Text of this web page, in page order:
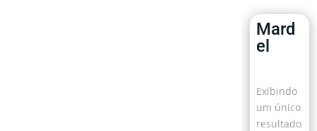
Mard
el
Exibindo
um único
resultado